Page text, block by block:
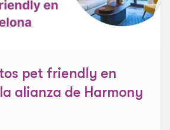
pet friendly en
alianza de Harmony